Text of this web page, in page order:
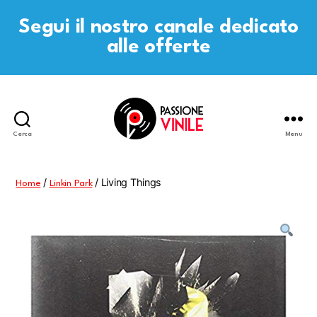
Segui il nostro canale dedicato
alle offerte
Cerca Menu
Home / Linkin Park/ Living Things